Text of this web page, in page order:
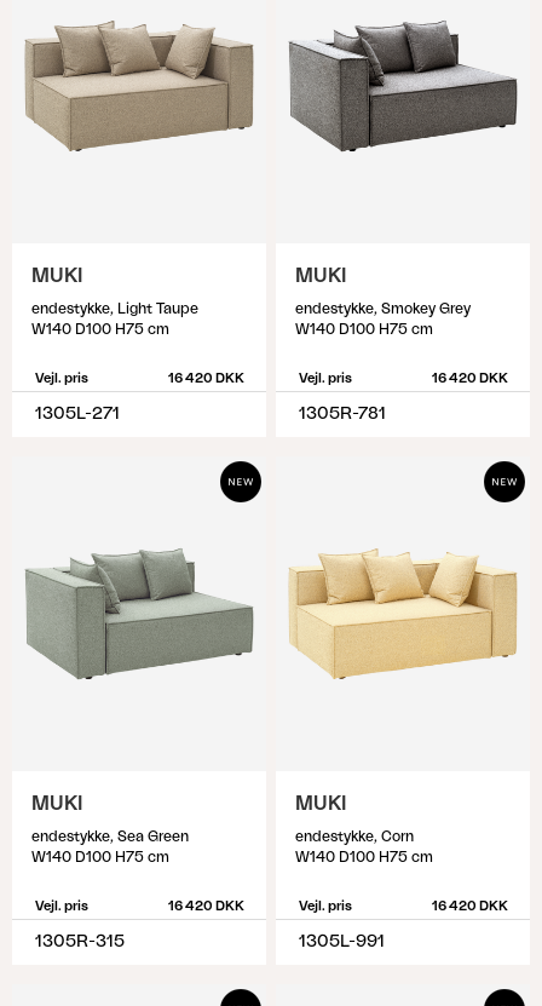
MUKI
endestykke, Light Taupe
W140 D100 H75 cm
Vejl. pris 16 420 DKK
1305L-271
MUKI
endestykke, Smokey Grey
W140 D100 H75 cm
Vejl. pris 16 420 DKK
1305R-781
MUKI
endestykke, Sea Green
W140 D100 H75 cm
Vejl. pris 16 420 DKK
1305R-315
MUKI
endestykke, Corn
W140 D100 H75 cm
Vejl. pris 16 420 DKK
1305L-991